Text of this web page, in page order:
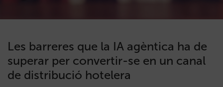
Les barreres que la IA agèntica ha de
superar per convertir-se en un canal
de distribució hotelera